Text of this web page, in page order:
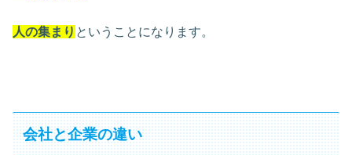
人の集まり ということになります。
会社と企業の違い